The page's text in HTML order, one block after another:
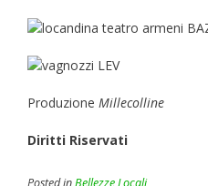
Produzione Millecolline
Diritti Riservati
Posted inBellezze Locali